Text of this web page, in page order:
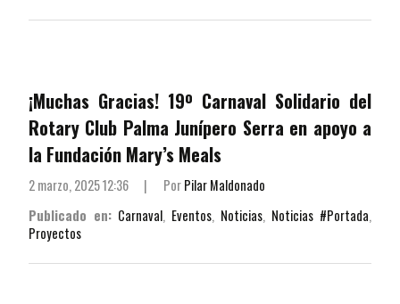
¡Muchas Gracias! 19º Carnaval Solidario del
Rotary Club Palma Junípero Serra en apoyo a
la Fundación Mary’s Meals
2 marzo, 2025 12:36 | PorPilar Maldonado
Publicado en: Carnaval, Eventos, Noticias, Noticias #Portada,
Proyectos